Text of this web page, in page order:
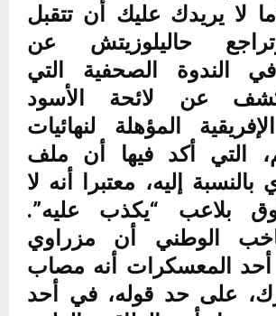
لا يريدك عليك أن تتقبل
حاليلوزيتش عن
الندوة الصحفية التي
عن لائحة الأسود
المؤهلة لنهائيات
التي أكد فيها أن ملف
إليه، معتبرا أنه لا
بلاعب “يكذب عليه”.
الوطني أن مزراوي
أحد المعسكرات أنه مصاب
على حد قوله، في أحد